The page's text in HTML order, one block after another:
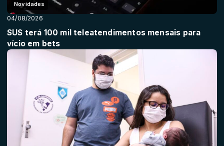
Novidades
04/08/2026
SUS terá 100 mil teleatendimentos mensais para
vício em bets